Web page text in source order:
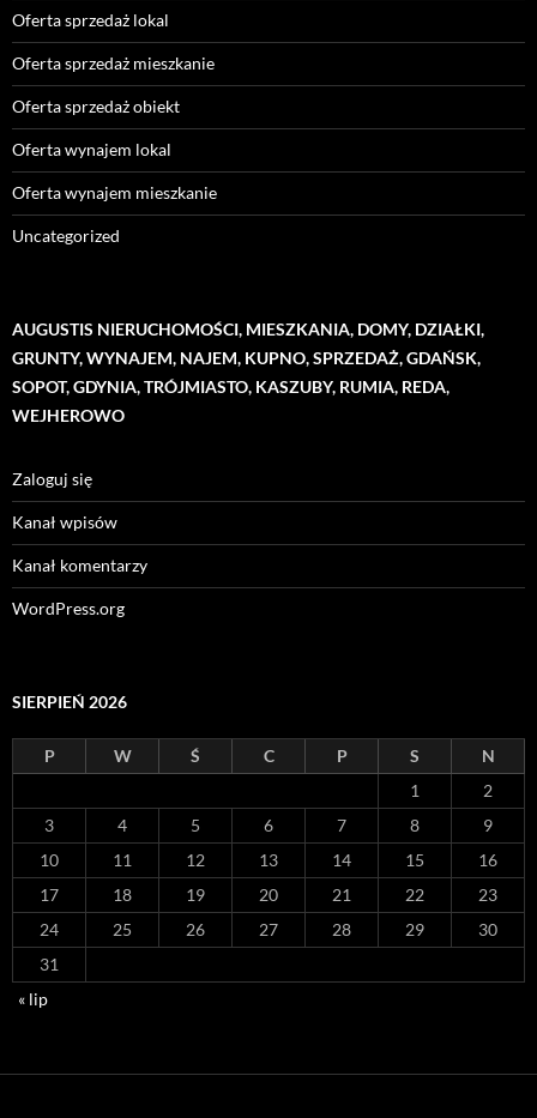
Oferta sprzedaż lokal
Oferta sprzedaż mieszkanie
Oferta sprzedaż obiekt
Oferta wynajem lokal
Oferta wynajem mieszkanie
Uncategorized
AUGUSTIS NIERUCHOMOŚCI, MIESZKANIA, DOMY, DZIAŁKI,
GRUNTY, WYNAJEM, NAJEM, KUPNO, SPRZEDAŻ, GDAŃSK,
SOPOT, GDYNIA, TRÓJMIASTO, KASZUBY, RUMIA, REDA,
WEJHEROWO
Zaloguj się
Kanał wpisów
Kanał komentarzy
WordPress.org
SIERPIEŃ 2026
P W Ś C P S
N
1
2
3
4 5 6 7 8
9
10
11 12 13 14 15
16
17
18 19 20 21 22
23
24
25 26 27 28 29
30
31
« lip